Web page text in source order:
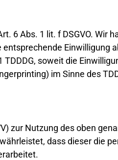
6 Abs. 1 lit. f DSGVO.
TDDDG, soweit die
im Sinne des
zur Nutzung des oben
dass dieser die